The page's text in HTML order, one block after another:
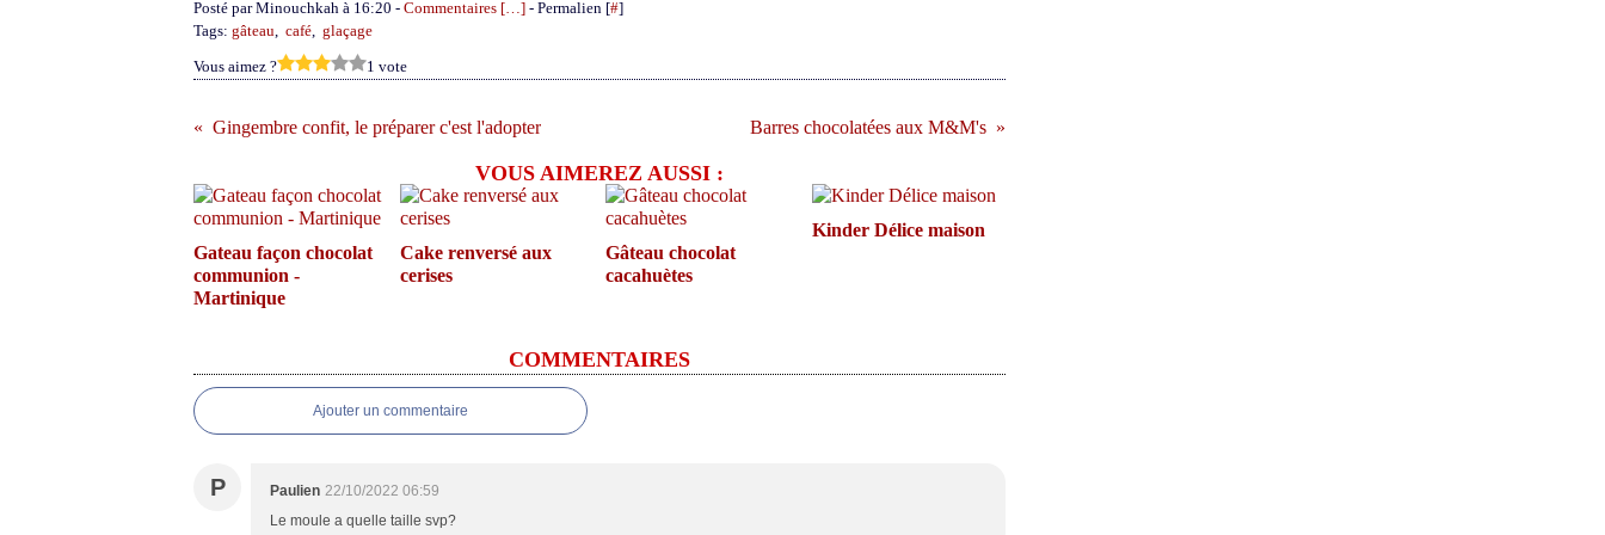
Posté par Minouchkah à 16:20 - Commentaires […] - Permalien [#]
Tags: gâteau, café, glaçage
Vous aimez ?
1 vote
Gingembre confit, le préparer c'est l'adopter Barres chocolatées aux M&M's
VOUS AIMEREZ AUSSI :
Gateau façon chocolat
communion -
Martinique
Cake renversé aux
cerises
Gâteau chocolat
cacahuètes
Kinder Délice maison
COMMENTAIRES
Ajouter un commentaire
P Paulien 22/10/2022 06:59
Le moule a quelle taille svp?